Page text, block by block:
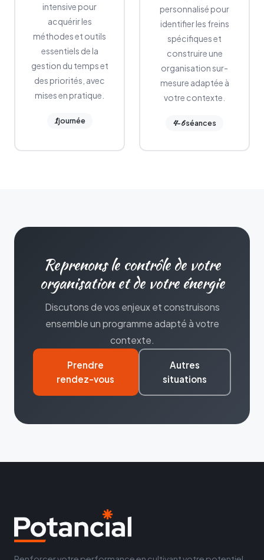
intensive pour
acquérir les
méthodes et outils
essentiels de la
gestion du temps et
des priorités, avec
mises en pratique.
1journée
personnalisé pour
identifier les freins
spécifiques et
construire une
organisation sur-
mesure adaptée à
votre contexte.
4-6séances
Reprenons le contrôle de votre
organisation et de votre énergie
Discutons de vos enjeux et construisons
ensemble un programme adapté à votre
contexte.
Prendre
rendez-vous
Autres
situations